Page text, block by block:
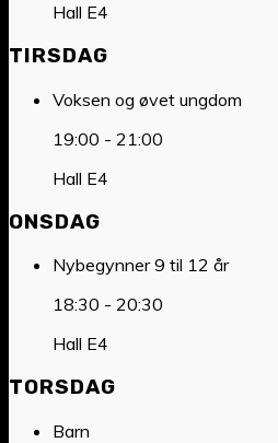
Hall E4
TIRSDAG
Voksen og øvet ungdom
19:00 - 21:00
Hall E4
ONSDAG
Nybegynner 9 til 12 år
18:30 - 20:30
Hall E4
TORSDAG
Barn